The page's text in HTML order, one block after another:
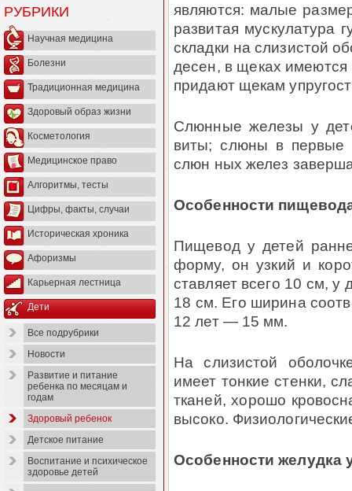
РУБРИКИ
Научная медицина
Болезни
Традиционная медицина
Здоровый образ жизни
Косметология
Медицинское право
Алгоритмы, тесты
Цифры, факты, случаи
Историческая хроника
Афоризмы
Карьерная лестница
Дети
Все подрубрики
Новости
Развитие и питание
ребенка по месяцам и
годам
Здоровый ребенок
Детское питание
Воспитание и психическое
здоровье детей
являются: малые
развитая
складки на слизистой
десен, в щеках
придают щекам
Слюнные железы у
виты; слюны в первые
слюн ных желез
Особенности
Пищевод у детей
форму, он узкий и
ставляет всего 10 см,
18 см. Его ширина
12 лет — 15 мм.
На слизистой
имеет тонкие стенки,
тканей, хорошо
высоко.
Особенности желудка